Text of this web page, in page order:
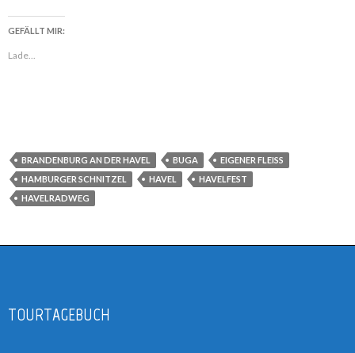
GEFÄLLT MIR:
Lade...
BRANDENBURG AN DER HAVEL BUGA
EIGENER FLEISS
HAMBURGER SCHNITZEL
HAVEL
HAVELFEST
HAVELRADWEG
TOURTAGEBUCH